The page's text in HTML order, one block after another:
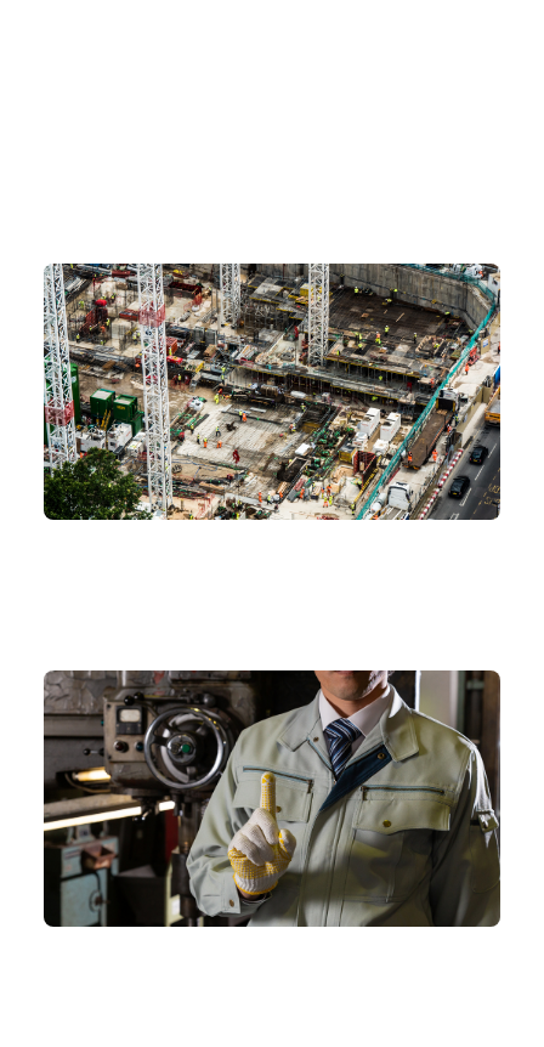
土木・インフラとCAD
設計 #図面管理#製図
生産現場における3Dデータ活用
生産現場 #3D#治具 #生産技術 #生産設備